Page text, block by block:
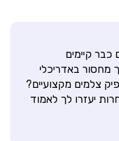
כבר קיימים
מחסור באדריכלי
צלמים מקצועיים?
יעזרו לך לאמוד